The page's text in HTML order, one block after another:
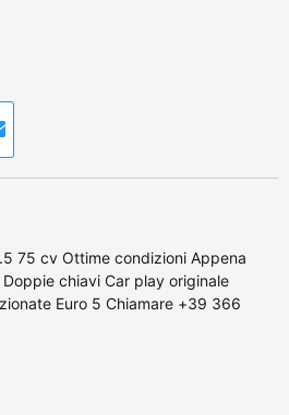
75 cv Ottime condizioni Appena
chiavi Car play originale
Euro 5 Chiamare +39 366